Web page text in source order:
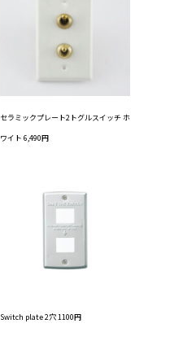
セラミックプレート2トグルスイッチ ホ
ワイト 6,490円
Switch plate 2穴 1100円